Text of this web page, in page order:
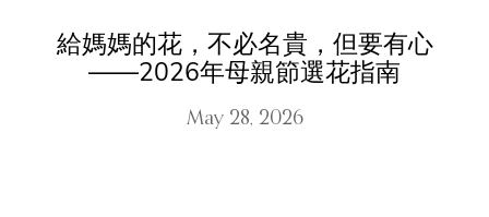
給媽媽的花，不必名貴，但要有心
——2026年母親節選花指南
May 28, 2026